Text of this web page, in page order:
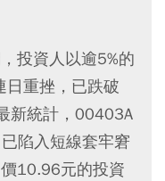
投資人以逾5%的
日重挫，已跌破
新統計，00403A
陷入短線套牢窘
10.96元的投資